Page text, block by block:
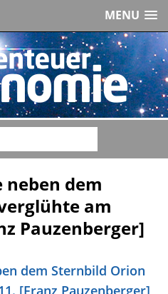
MENU
neben dem
am
Pauzenberger]